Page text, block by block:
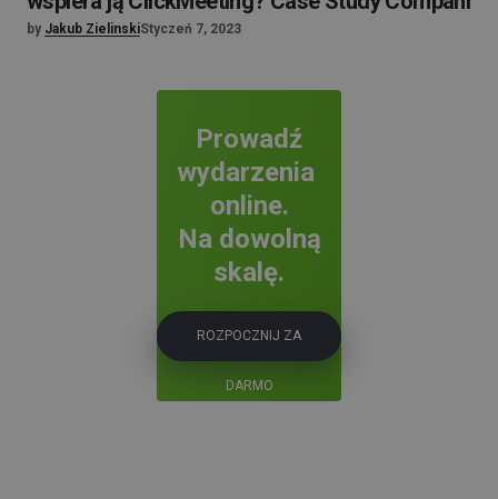
by Jakub ZielinskiStyczeń 7, 2023
Prowadź
wydarzenia
online.
Na dowolną
skalę.
ROZPOCZNIJ ZA
DARMO